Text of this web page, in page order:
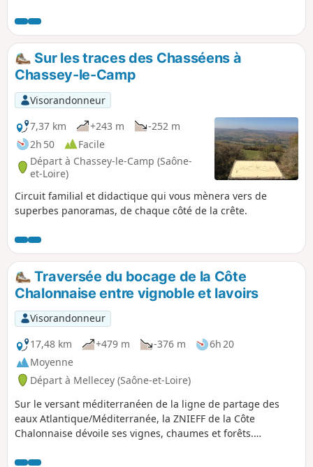
Sur les traces des Chasséens à
Chassey-le-Camp
Visorandonneur
7,37 km
+243 m
-252 m
2h 50
Facile
Départ à Chassey-le-Camp (Saône-
et-Loire)
Circuit familial et didactique qui vous mènera vers de
superbes panoramas, de chaque côté de la crête.
Traversée du bocage de la Côte
Chalonnaise entre vignoble et lavoirs
Visorandonneur
17,48 km
+479 m -376 m
6h 20
Moyenne
Départ à Mellecey (Saône-et-Loire)
Sur le versant méditerranéen de la ligne de partage des
eaux Atlantique/Méditerranée, la ZNIEFF de la Côte
Chalonnaise dévoile ses vignes, chaumes et forêts.
villages et des hameaux. Les panoramas s'enchaînent